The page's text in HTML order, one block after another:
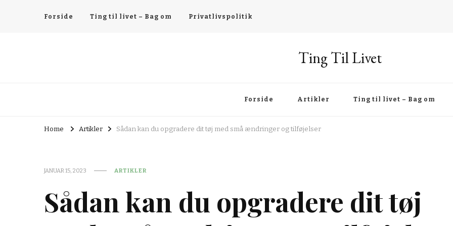
Forside Ting til livet – Bag om Privatlivspolitik
Ting Til Livet
Forside Artikler Ting til livet – Bag om
Home Artikler Sådan kan du opgradere dit tøj med små ændringer og tilføjelser
JANUAR 15, 2023 ARTIKLER
Sådan kan du opgradere dit tøj